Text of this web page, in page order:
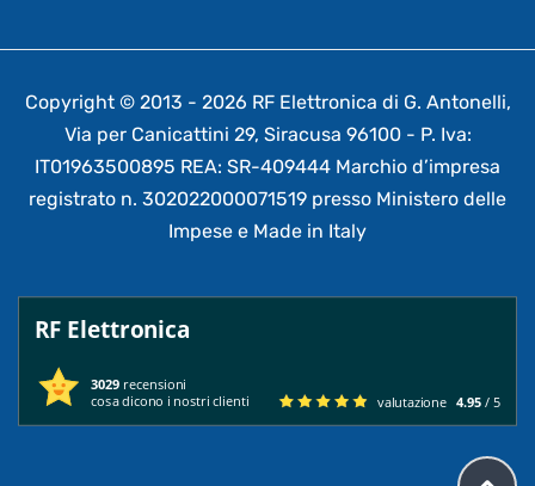
Copyright © 2013 - 2026 RF Elettronica di G. Antonelli,
Via per Canicattini 29, Siracusa 96100 - P. Iva:
IT01963500895 REA: SR-409444 Marchio d’impresa
registrato n. 302022000071519 presso Ministero delle
Impese e Made in Italy
RF Elettronica
3029 recensioni
cosa dicono i nostri clienti
valutazione 4.95 / 5